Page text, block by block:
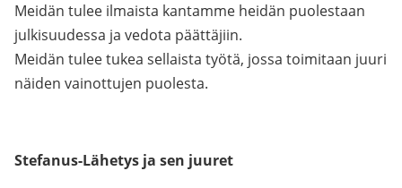
Meidän tulee ilmaista kantamme heidän puolestaan
julkisuudessa ja vedota päättäjiin.
Meidän tulee tukea sellaista työtä, jossa toimitaan juuri
näiden vainottujen puolesta.
Stefanus-Lähetys ja sen juuret